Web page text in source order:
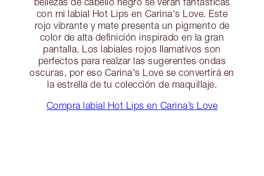
con mi labial Hot Lips en Carina's Love. Este
rojo vibrante y mate presenta un pigmento de
color de alta definición inspirado en la gran
pantalla. Los labiales rojos llamativos son
perfectos para realzar las sugerentes ondas
oscuras, por eso Carina's Love se convertirá en
la estrella de tu colección de maquillaje.
Compra labial Hot Lips en Carina’s Love